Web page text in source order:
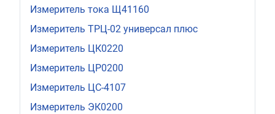
Измеритель тока Щ41160
Измеритель ТРЦ-02 универсал плюс
Измеритель ЦК0220
Измеритель ЦР0200
Измеритель ЦС-4107
Измеритель ЭК0200